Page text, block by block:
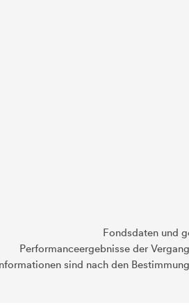
Fondsdaten und
Performanceergebnisse der
sind nach den